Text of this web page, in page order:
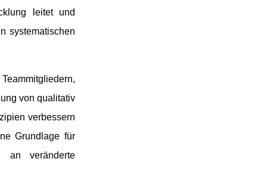
leitet und
systematischen
von qualitativ
verbessern
Grundlage für
an veränderte